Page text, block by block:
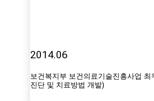
2014.06
보건복지부 보건의료기술진흥사업
진단 및 치료방법 개발)